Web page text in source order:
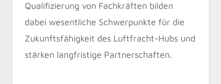
Qualifizierung von Fachkräften bilden
dabei wesentliche Schwerpunkte für die
Zukunftsfähigkeit des Luftfracht-Hubs und
stärken langfristige Partnerschaften.